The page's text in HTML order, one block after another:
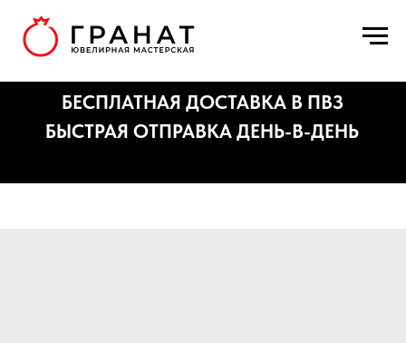
БЫСТРАЯ ОТПРАВКА ДЕНЬ-В-ДЕНЬ